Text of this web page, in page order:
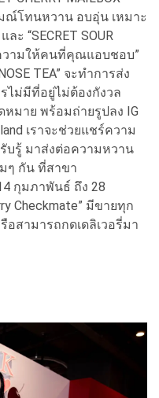
โทนหวาน อบอุ่น เหมาะ
“SECRET SOUR
ความให้คนที่คุณแอบชอบ”
TEA” จะทำการส่ง
ม่มีที่อยู่ไม่ต้องกังวล
มาย พร้อมถ่ายรูปลง IG
เราจะช่วยแชร์ความ
บรู้ มาส่งต่อความหวาน
ๆ กัน ที่สาขา
กุมภาพันธ์ ถึง 28
Checkmate” มีขายทุก
อสามารถกดเดลิเวอรี่มา